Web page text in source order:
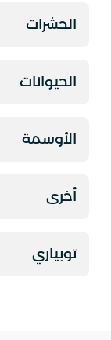
الحشرات
الحيوانات
الأوسمة
أخرى
توبياري